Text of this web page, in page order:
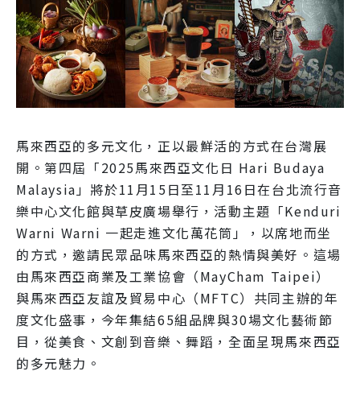
馬來西亞的多元文化，正以最鮮活的方式在台灣展
開。第四屆「2025馬來西亞文化日 Hari Budaya
Malaysia」將於11月15日至11月16日在台北流行音
樂中心文化館與草皮廣場舉行，活動主題「Kenduri
Warni Warni 一起走進文化萬花筒」，以席地而坐
的方式，邀請民眾品味馬來西亞的熱情與美好。這場
由馬來西亞商業及工業協會（MayCham Taipei）
與馬來西亞友誼及貿易中心（MFTC）共同主辦的年
度文化盛事，今年集結65組品牌與30場文化藝術節
目，從美食、文創到音樂、舞蹈，全面呈現馬來西亞
的多元魅力。